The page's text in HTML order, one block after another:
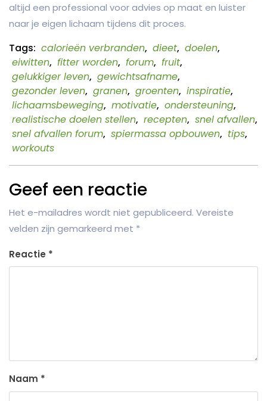
altijd een professional voor advies op maat en luister
naar je eigen lichaam tijdens dit proces.
Tags: calorieën verbranden, dieet, doelen,
eiwitten, fitter worden, forum, fruit,
gelukkiger leven, gewichtsafname,
gezonder leven, granen, groenten, inspiratie,
lichaamsbeweging, motivatie, ondersteuning,
realistische doelen stellen, recepten, snel afvallen,
snel afvallen forum, spiermassa opbouwen, tips,
workouts
Geef een reactie
Het e-mailadres wordt niet gepubliceerd. Vereiste
velden zijn gemarkeerd met *
Reactie *
Naam *